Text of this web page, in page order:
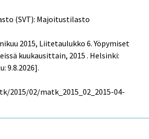
(SVT): Majoitustilasto
2015, Liitetaulukko 6. Yöpymiset
kuukausittain, 2015 . Helsinki:
9.8.2026].
02/matk_2015_02_2015-04-